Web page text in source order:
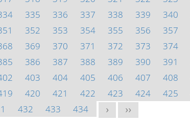
335 336 337 338 339 340
352 353 354 355 356 357
369 370 371 372 373 374
386 387 388 389 390 391
403 404 405 406 407 408
420 421 422 423 424 425
432 433 434 > >>